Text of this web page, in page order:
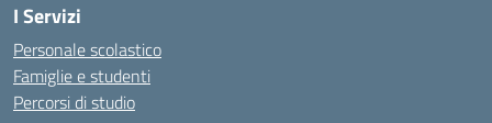
I Servizi
Personale scolastico
Famiglie e studenti
Percorsi di studio